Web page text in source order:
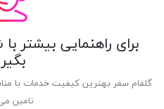
برای راهنمایی بیشتر با
گلفام سفر بهترین کیفیت خدمات با
تامین